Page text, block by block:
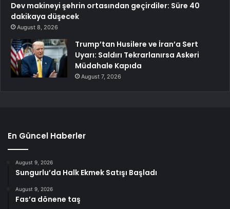
Dev makineyi şehrin ortasından geçirdiler: Süre 40
dakikaya düşecek
August 8, 2026
Trump’tan Husilere ve İran’a Sert
Uyarı: Saldırı Tekrarlanırsa Askeri
Müdahale Kapıda
August 7, 2026
En Güncel Haberler
August 9, 2026
Sungurlu’da Halk Ekmek Satışı Başladı
August 9, 2026
Fas’a dönene taş